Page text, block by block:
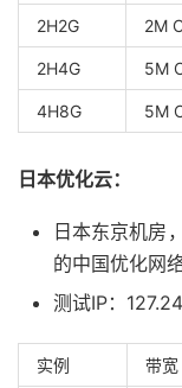
2H2G 2M
2H4G 5M
4H8G 5M
日本优化云：
日本东京机房
的中国优化网络
测试IP：
实例 带宽